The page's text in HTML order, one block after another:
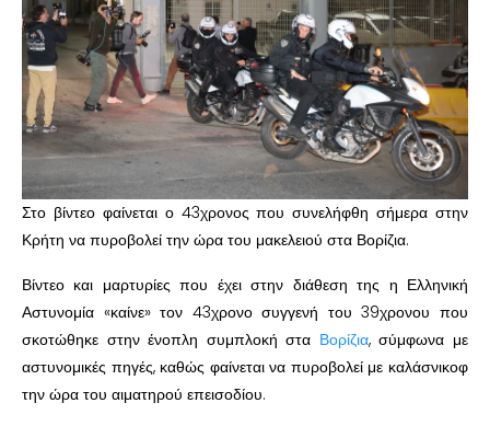
Στο βίντεο φαίνεται ο 43χρονος που συνελήφθη σήμερα στην
Κρήτη να πυροβολεί την ώρα του μακελειού στα Βορίζια.
Βίντεο και μαρτυρίες που έχει στην διάθεση της η Ελληνική
Αστυνομία «καίνε» τον 43χρονο συγγενή του 39χρονου που
σκοτώθηκε στην ένοπλη συμπλοκή στα Βορίζια, σύμφωνα με
αστυνομικές πηγές, καθώς φαίνεται να πυροβολεί με καλάσνικοφ
την ώρα του αιματηρού επεισοδίου.